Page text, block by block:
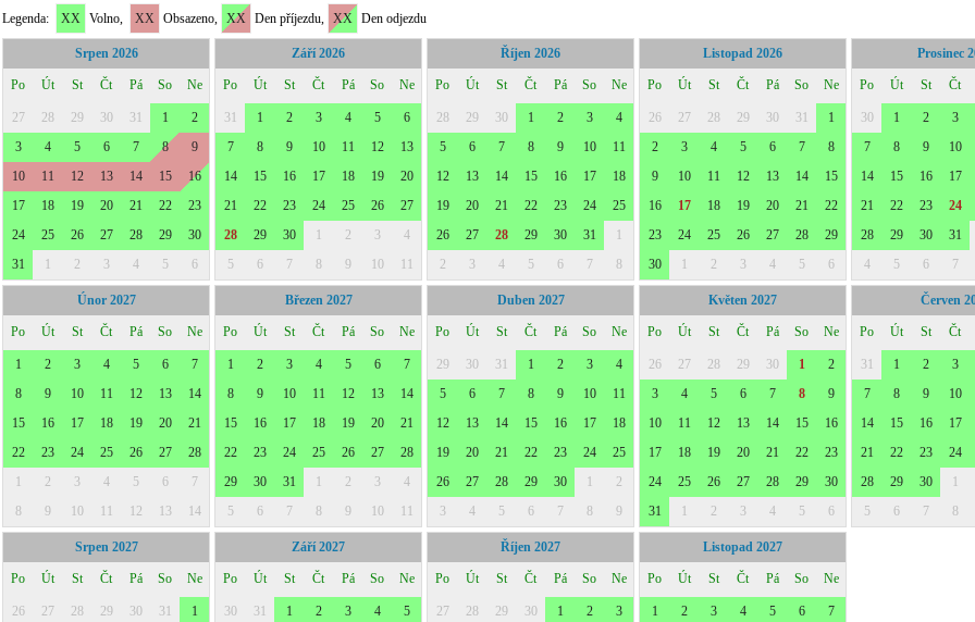
Legenda: XX Volno, XX Obsazeno, XX Den příjezdu, XX Den odjezdu
Srpen 2026
Po Út St Čt Pá So Ne
27 28 29 30 31 1
2
3
4 5 6 7 8
9
10
11 12 13 14 15
16
17
18 19 20 21 22
23
24
25 26 27 28 29
30
31
1 2 3 4 5 6
Září 2026
Po Út St Čt Pá So Ne
31 1 2 3 4 5
6
7
8 9 10 11 12
13
14
15 16 17 18 19
20
21
22 23 24 25 26
27
28
29 30 1 2 3
4
5
6 7 8 9 10 11
Říjen 2026
Po Út St Čt Pá So Ne
28 29 30 1 2 3
4
5
6 7 8 9 10
11
12
13 14 15 16 17
18
19
20 21 22 23 24
25
26
27 28 29 30 31
1
2
3 4 5 6 7 8
Listopad 2026
Po Út St Čt Pá So Ne
26 27 28 29 30 31
1
2
3 4 5 6 7
8
9
10 11 12 13 14
15
16
17 18 19 20 21
22
23
24 25 26 27 28
29
30
1 2 3 4 5 6
Prosinec
Po Út St Čt
30 1 2 3
7
8 9 10
14
15 16 17
21
22 23 24
28
29 30 31
4
5 6 7
Únor 2027
Po Út St Čt Pá So Ne
1 2 3 4 5 6
7
8
9 10 11 12 13
14
15
16 17 18 19 20
21
22
23 24 25 26 27
28
1
2 3 4 5 6
7
8
9 10 11 12 13 14
Březen 2027
Po Út St Čt Pá So Ne
1 2 3 4 5 6
7
8
9 10 11 12 13
14
15
16 17 18 19 20
21
22
23 24 25 26 27
28
29
30 31 1 2 3
4
5
6 7 8 9 10 11
Duben 2027
Po Út St Čt Pá So Ne
29 30 31 1 2 3
4
5
6 7 8 9 10
11
12
13 14 15 16 17
18
19
20 21 22 23 24
25
26
27 28 29 30 1
2
3
4 5 6 7 8 9
Květen 2027
Po Út St Čt Pá So Ne
26 27 28 29 30 1
2
3
4 5 6 7 8
9
10
11 12 13 14 15
16
17
18 19 20 21 22
23
24
25 26 27 28 29
30
31
1 2 3 4 5 6
Červen
Po Út St Čt
31 1 2 3
7
8 9 10
14
15 16 17
21
22 23 24
28
29 30 1
5
6 7 8
Srpen 2027
Po Út St Čt Pá So Ne
26 27 28 29 30 31
1
Září 2027
Po Út St Čt Pá So Ne
30 31 1 2 3 4
5
Říjen 2027
Po Út St Čt Pá So Ne
27 28 29 30 1 2
3
Listopad 2027
Po Út St Čt Pá So Ne
1 2 3 4 5 6
7